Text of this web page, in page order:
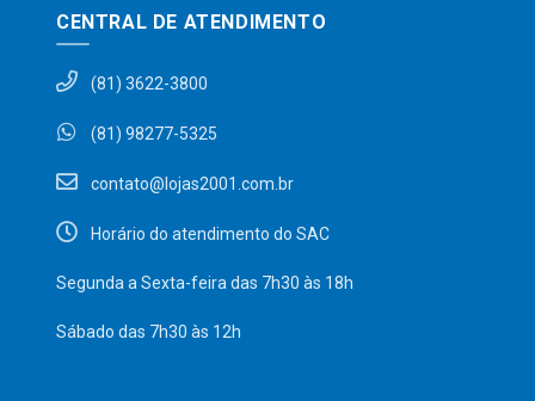
CENTRAL DE ATENDIMENTO
(81) 3622-3800
(81) 98277-5325
contato@lojas2001.com.br
Horário do atendimento do SAC
Segunda a Sexta-feira das 7h30 às 18h
Sábado das 7h30 às 12h